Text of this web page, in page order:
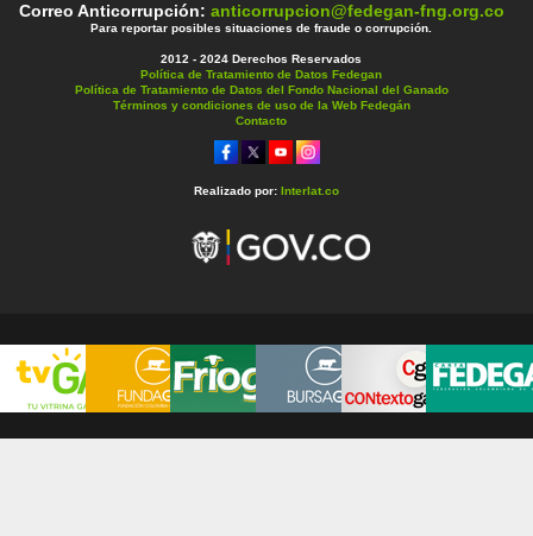
Correo Anticorrupción: anticorrupcion@fedegan-fng.org.co
Para reportar posibles situaciones de fraude o corrupción.
2012 - 2024 Derechos Reservados
Política de Tratamiento de Datos Fedegan
Política de Tratamiento de Datos del Fondo Nacional del Ganado
Términos y condiciones de uso de la Web Fedegán
Contacto
Realizado por: Interlat.co